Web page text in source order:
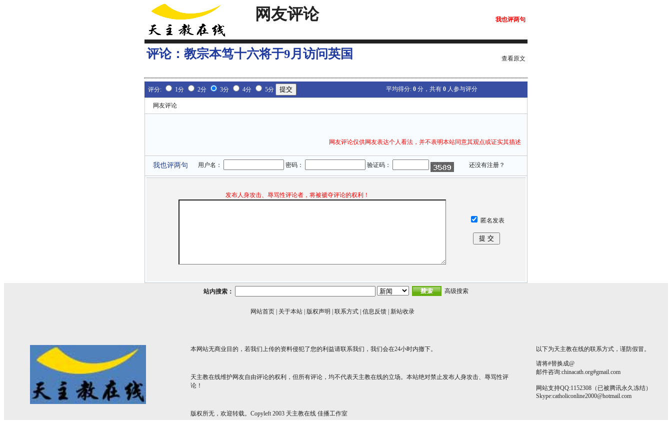
网友评论 我也评两句
评论： 教宗本笃十六将于9月访问英国 查看原文
评分: 1分 2分 3分 4分 5分 平均得分: 0 分，共有 0 人参与评分
网友评论
网友评论仅供网友表达个人看法，并不表明本站同意其观点或证实其描述
我也评两句 用户名： 密码： 验证码： 还没有注册？
发布人身攻击、辱骂性评论者，将被褫夺评论的权利！
匿名发表
站内搜索： 高级搜索
网站首页 关于本站 版权声明 联系方式 信息反馈 新站收录
本网站无商业目的，若我们上传的资料侵犯了您的利益请联系我们，我们会在24小时内撤下。
天主教在线维护网友自由评论的权利，但所有评论，均不代表天主教在线的立场。本站绝对禁止发布人身攻击、辱骂性评
论！
版权所无，欢迎转载。Copyleft 2003 天主教在线 佳播工作室
以下为天主教在线的联系方式，谨防假冒。
请将#替换成@
邮件咨询:chinacath.org#gmail.com
网站支持QQ:1152308（已被腾讯永久冻结）
Skype:catholiconline2000@hotmail.com